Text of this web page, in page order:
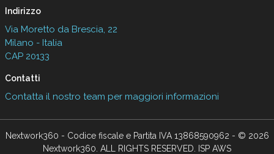
Indirizzo
Via Moretto da Brescia, 22
Milano - Italia
CAP 20133
Contatti
Contatta il nostro team per maggiori informazioni
Nextwork360 - Codice fiscale e Partita IVA 13868590962 - © 2026
Nextwork360. ALL RIGHTS RESERVED. ISP AWS